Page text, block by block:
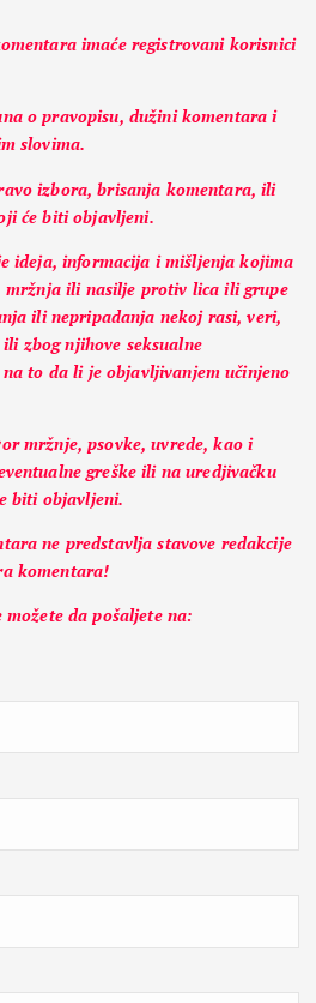
imaće registrovani korisnici
o pravopisu, dužini komentara i
slovima.
izbora, brisanja komentara, ili
će biti objavljeni.
ideja, informacija i mišljenja kojima
mržnja ili nasilje protiv lica ili grupe
ili nepripadanja nekoj rasi, veri,
zbog njihove seksualne
to da li je objavljivanjem učinjeno
mržnje, psovke, uvrede, kao i
greške ili na uredjivačku
biti objavljeni.
ne predstavlja stavove redakcije
komentara!
možete da pošaljete na: